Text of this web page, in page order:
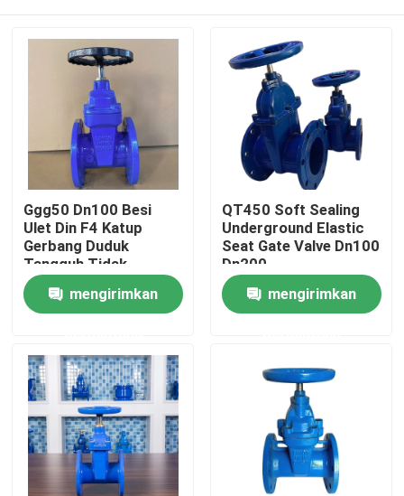
Rumah
Tentang kami
Tur Pabrik
Ggg50 Dn100 Besi
Ulet Din F4 Katup
Gerbang Duduk
Tangguh Tidak
Berkarat
mengirimkan
QT450 Soft Sealing
Underground Elastic
Seat Gate Valve Dn100
Dn200
mengirimkan